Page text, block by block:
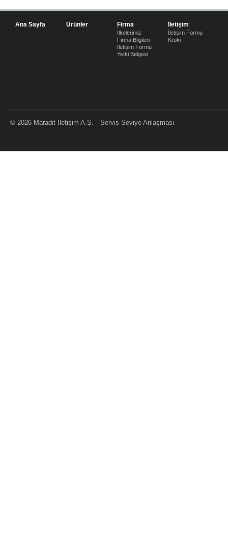
Ana Sayfa Ürünler Firma
İlkelerimiz
Firma Bilgileri
İletişim Formu
Yetki Belgesi
İletişim
İletişim Formu
Kroki
© 2026 Maradit İletişim A.Ş. Servis Seviye Anlaşması